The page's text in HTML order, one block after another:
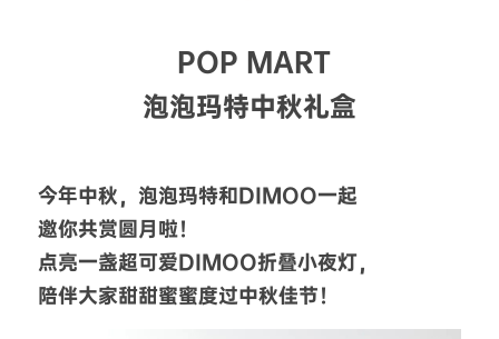
POP MART
泡泡玛特中秋礼盒
今年中秋，泡泡玛特和DIMOO一起
邀你共赏圆月啦！
点亮一盏超可爱DIMOO折叠小夜灯，
陪伴大家甜甜蜜蜜度过中秋佳节！